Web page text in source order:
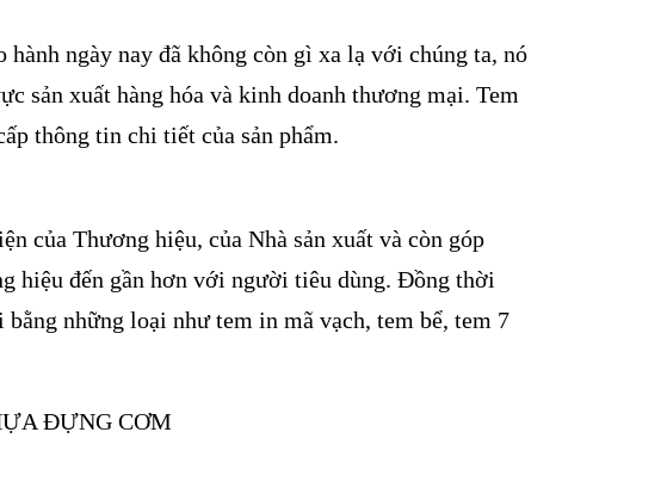
hành ngày nay đã không còn gì xa lạ với chúng ta, nó
sản xuất hàng hóa và kinh doanh thương mại. Tem
thông tin chi tiết của sản phẩm.
của Thương hiệu, của Nhà sản xuất và còn góp
hiệu đến gần hơn với người tiêu dùng. Đồng thời
những loại như tem in mã vạch, tem bể, tem 7